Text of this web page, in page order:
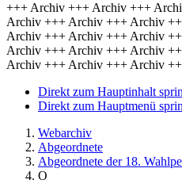
+++ Archiv +++ Archiv +++
Archiv +++ Archiv +++ Archiv
Archiv +++ Archiv +++ Archiv
Archiv +++ Archiv +++ Archiv
Archiv +++ Archiv +++ Archiv
Direkt zum Hauptinhalt
Direkt zum Hauptmenü
Webarchiv
Abgeordnete
Abgeordnete der 18.
O